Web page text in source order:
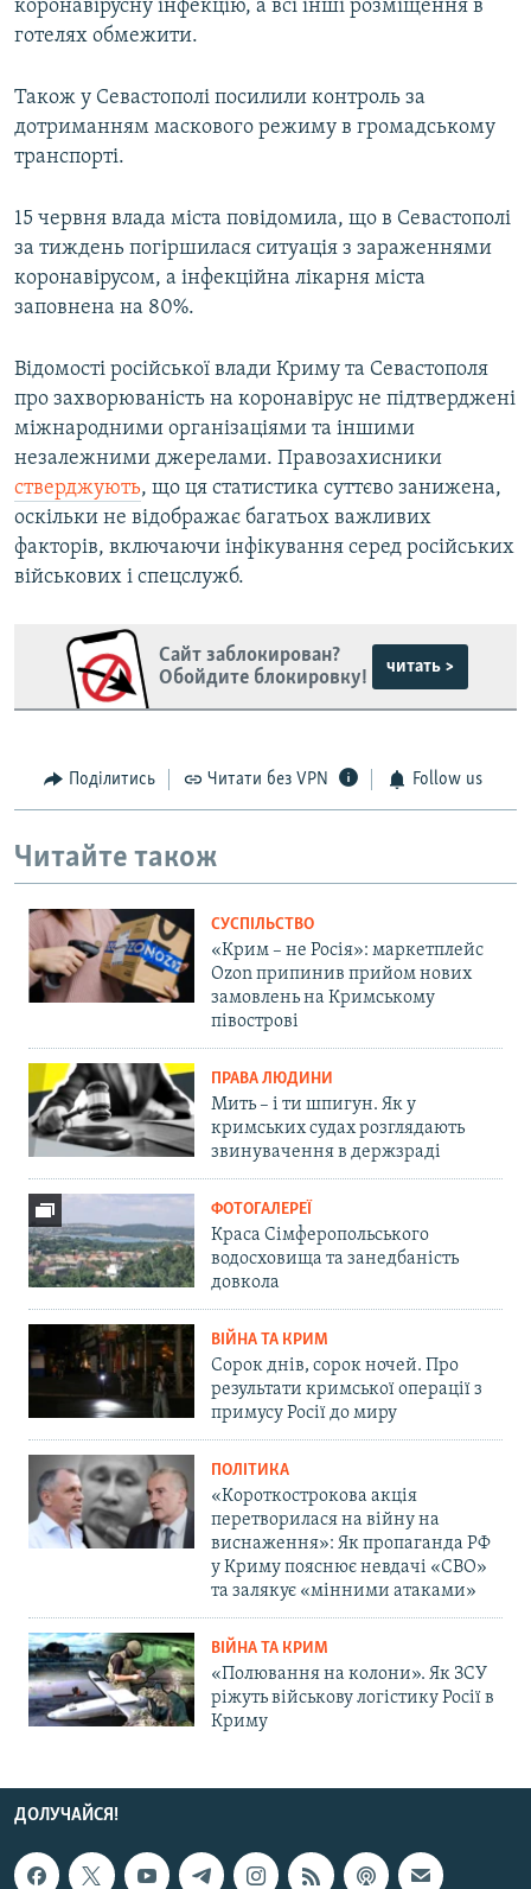
коронавірусну інфекцію, а всі інші розміщення в
готелях обмежити.
Також у Севастополі посилили контроль за
дотриманням маскового режиму в громадському
транспорті.
15 червня влада міста повідомила, що в Севастополі
за тиждень погіршилася ситуація з зараженнями
коронавірусом, а інфекційна лікарня міста
заповнена на 80%.
Відомості російської влади Криму та Севастополя
про захворюваність на коронавірус не підтверджені
міжнародними організаціями та іншими
незалежними джерелами. Правозахисники
стверджують, що ця статистика суттєво занижена,
оскільки не відображає багатьох важливих
факторів, включаючи інфікування серед російських
військових і спецслужб.
Сайт заблокирован?
Обойдите блокировку!
читать >
Поділитись Читати без VPN Follow us
Читайте також
СУСПІЛЬСТВО
«Крим – не Росія»: маркетплейс
Ozon припинив прийом нових
замовлень на Кримському
півострові
ПРАВА ЛЮДИНИ
Мить – і ти шпигун. Як у
кримських судах розглядають
звинувачення в держзраді
ФОТОГАЛЕРЕЇ
Краса Сімферопольського
водосховища та занедбаність
довкола
ВІЙНА ТА КРИМ
Сорок днів, сорок ночей. Про
результати кримської операції з
примусу Росії до миру
ПОЛІТИКА
«Короткострокова акція
перетворилася на війну на
виснаження»: Як пропаганда РФ
у Криму пояснює невдачі «СВО»
та залякує «мінними атаками»
ВІЙНА ТА КРИМ
«Полювання на колони». Як ЗСУ
ріжуть військову логістику Росії в
Криму
ДОЛУЧАЙСЯ!